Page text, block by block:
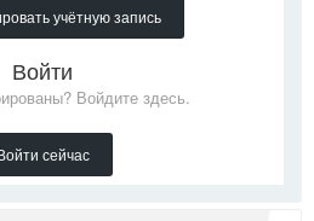
учётную запись
Войти
Войдите здесь.
сейчас